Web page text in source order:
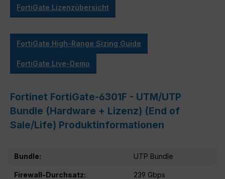
FortiGate Lizenzübersicht
FortiGate High-Range Sizing Guide
FortiGate Live-Demo
Fortinet FortiGate-6301F - UTM/UTP
Bundle (Hardware + Lizenz) (End of
Sale/Life) Produktinformationen
Bundle: UTP Bundle
Firewall-Durchsatz: 239 Gbps